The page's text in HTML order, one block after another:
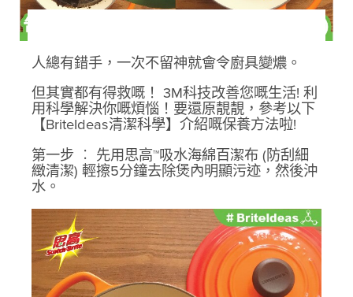
人總有錯手，一次不留神就會令廚具變燶。
但其實都有得救嘅！ 3M科技改善您嘅生活! 利
用科學解決你嘅煩惱！要還原靚靚，參考以下
【BriteIdeas清潔科學】介紹嘅保養方法啦!
第一步 ︰ 先用思高™吸水海綿百潔布 (防刮細
緻清潔) 輕擦5分鐘去除煲內明顯污迹，然後沖
水。